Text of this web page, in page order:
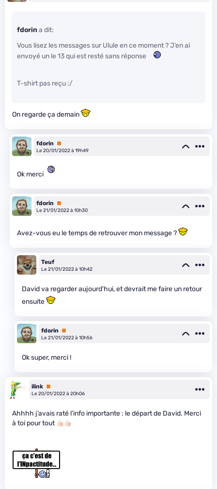
fdorin a dit:
Vous lisez les messages sur Ulule en ce moment ? J’en ai
envoyé un le 13 qui est resté sans réponse
T-shirt pas reçu :/
On regarde ça demain
fdorin
Premium
Le 20/01/2022 à 19h49
Ok merci
fdorin
Premium
Le 21/01/2022 à 10h30
Avez-vous eu le temps de retrouver mon message ?
Teuf
Le 21/01/2022 à 10h42
David va regarder aujourd’hui, et devrait me faire un retour
ensuite
fdorin
Premium
Le 21/01/2022 à 10h56
Ok super, merci !
ilink Premium
Le 20/01/2022 à 20h06
Ahhhh j’avais raté l’info importante : le départ de David. Merci
à toi pour tout